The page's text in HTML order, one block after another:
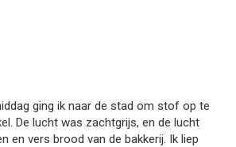
ging ik naar de stad om stof op te
De lucht was zachtgrijs, en de lucht
en vers brood van de bakkerij. Ik liep